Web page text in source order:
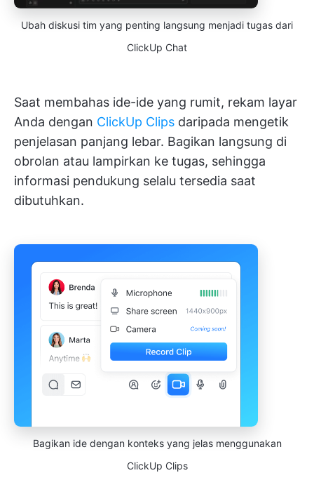
Ubah diskusi tim yang penting langsung menjadi tugas dari
ClickUp Chat
Saat membahas ide-ide yang rumit, rekam layar
Anda dengan ClickUp Clips daripada mengetik
penjelasan panjang lebar. Bagikan langsung di
obrolan atau lampirkan ke tugas, sehingga
informasi pendukung selalu tersedia saat
dibutuhkan.
Bagikan ide dengan konteks yang jelas menggunakan
ClickUp Clips